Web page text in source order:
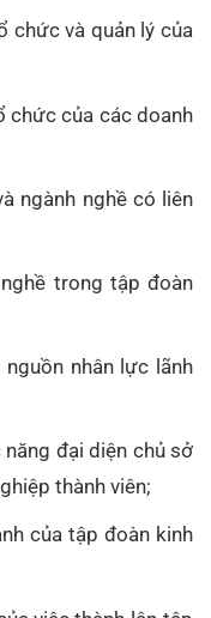
chức và quản lý của
chức của các doanh
ngành nghề có liên
trong tập đoàn
nhân lực lãnh
đại diện chủ sở
thành viên;
của tập đoàn kinh